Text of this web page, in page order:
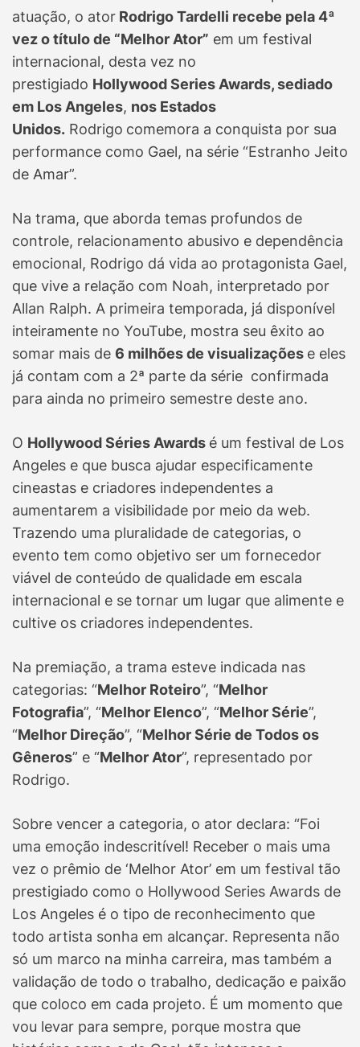
atuação, o ator Rodrigo Tardelli recebe pela 4ª
vez o título de “Melhor Ator” em um festival
internacional, desta vez no
prestigiado Hollywood Series Awards, sediado
em Los Angeles, nos Estados
Unidos. Rodrigo comemora a conquista por sua
performance como Gael, na série “Estranho Jeito
de Amar”.
Na trama, que aborda temas profundos de
controle, relacionamento abusivo e dependência
emocional, Rodrigo dá vida ao protagonista Gael,
que vive a relação com Noah, interpretado por
Allan Ralph. A primeira temporada, já disponível
inteiramente no YouTube, mostra seu êxito ao
somar mais de 6 milhões de visualizações e eles
já contam com a 2ª parte da série confirmada
para ainda no primeiro semestre deste ano.
O Hollywood Séries Awards é um festival de Los
Angeles e que busca ajudar especificamente
cineastas e criadores independentes a
aumentarem a visibilidade por meio da web.
Trazendo uma pluralidade de categorias, o
evento tem como objetivo ser um fornecedor
viável de conteúdo de qualidade em escala
internacional e se tornar um lugar que alimente e
cultive os criadores independentes.
Na premiação, a trama esteve indicada nas
categorias: “Melhor Roteiro”, “Melhor
Fotografia”, “Melhor Elenco”, “Melhor Série”,
“Melhor Direção”, “Melhor Série de Todos os
Gêneros” e “Melhor Ator”, representado por
Rodrigo.
Sobre vencer a categoria, o ator declara: “Foi
uma emoção indescritível! Receber o mais uma
vez o prêmio de ‘Melhor Ator’ em um festival tão
prestigiado como o Hollywood Series Awards de
Los Angeles é o tipo de reconhecimento que
todo artista sonha em alcançar. Representa não
só um marco na minha carreira, mas também a
validação de todo o trabalho, dedicação e paixão
que coloco em cada projeto. É um momento que
vou levar para sempre, porque mostra que